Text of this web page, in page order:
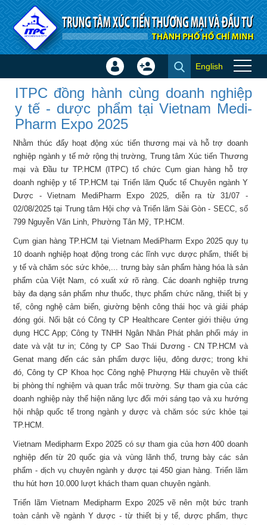
Truy cập nội dung luôn
ITPC đồng hành cùng doanh
nghiệp y tế - dược phẩm tại
Vietnam Medi-Pharm Expo
2025 - Tin ITPC
Đăng
Tạo
khoản
English
×
ITPC đồng hành cùng doanh nghiệp
y tế - dược phẩm tại Vietnam Medi-
Pharm Expo 2025
Nhằm thúc đẩy hoạt động xúc tiến thương mại và hỗ trợ doanh
nghiệp ngành y tế mở rộng thị trường, Trung tâm Xúc tiến Thương
mại và Đầu tư TP.HCM (ITPC) tổ chức Cụm gian hàng hỗ trợ
doanh nghiệp y tế TP.HCM tại Triển lãm Quốc tế Chuyên ngành Y
Dược - Vietnam MediPharm Expo 2025, diễn ra từ 31/07 -
02/08/2025 tại Trung tâm Hội chợ và Triển lãm Sài Gòn - SECC, số
799 Nguyễn Văn Linh, Phường Tân Mỹ, TP.HCM.
Cụm gian hàng TP.HCM tại Vietnam MediPharm Expo 2025 quy tụ
10 doanh nghiệp hoạt động trong các lĩnh vực dược phẩm, thiết bị
y tế và chăm sóc sức khỏe,... trưng bày sản phẩm hàng hóa là sản
phẩm của Việt Nam, có xuất xứ rõ ràng. Các doanh nghiệp trưng
bày đa dạng sản phẩm như thuốc, thực phẩm chức năng, thiết bị y
tế, công nghệ cảm biến, giường bệnh công thái học và giải pháp
đóng gói. Nổi bật có Công ty CP Healthcare Center giới thiệu ứng
dụng HCC App; Công ty TNHH Ngân Nhân Phát phân phối máy in
date và vật tư in; Công ty CP Sao Thái Dương - CN TP.HCM và
Genat mang đến các sản phẩm dược liệu, đông dược; trong khi
đó, Công ty CP Khoa học Công nghệ Phượng Hải chuyên về thiết
bị phòng thí nghiệm và quan trắc môi trường. Sự tham gia của các
doanh nghiệp này thể hiện năng lực đổi mới sáng tạo và xu hướng
hội nhập quốc tế trong ngành y dược và chăm sóc sức khỏe tại
TP.HCM.
Vietnam Medipharm Expo 2025 có sự tham gia của hơn 400 doanh
nghiệp đến từ 20 quốc gia và vùng lãnh thổ, trưng bày các sản
phẩm - dịch vụ chuyên ngành y dược tại 450 gian hàng. Triển lãm
thu hút hơn 10.000 lượt khách tham quan chuyên ngành.
Triển lãm Vietnam Medipharm Expo 2025 vẽ nên một bức tranh
toàn cảnh về ngành Y dược - từ thiết bị y tế, dược phẩm, thực